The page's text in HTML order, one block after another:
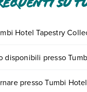
su
Hotel Tapestry
paragrafo dedicato "
disponibili presso
0721.17231 oprenotando
presso Tumbi